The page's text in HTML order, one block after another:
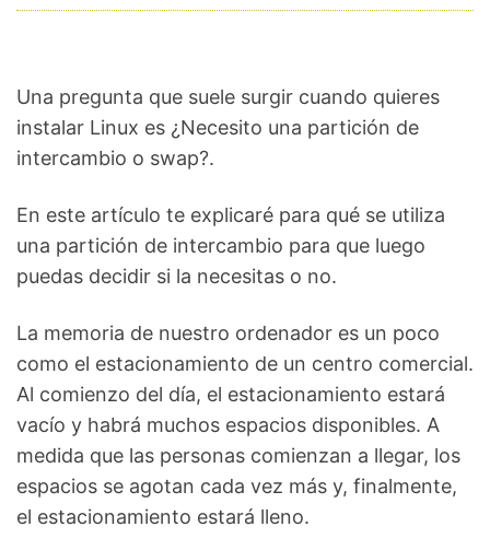
Una pregunta que suele surgir cuando quieres
instalar Linux es ¿Necesito una partición de
intercambio o swap?.
En este artículo te explicaré para qué se utiliza
una partición de intercambio para que luego
puedas decidir si la necesitas o no.
La memoria de nuestro ordenador es un poco
como el estacionamiento de un centro comercial.
Al comienzo del día, el estacionamiento estará
vacío y habrá muchos espacios disponibles. A
medida que las personas comienzan a llegar, los
espacios se agotan cada vez más y, finalmente,
el estacionamiento estará lleno.